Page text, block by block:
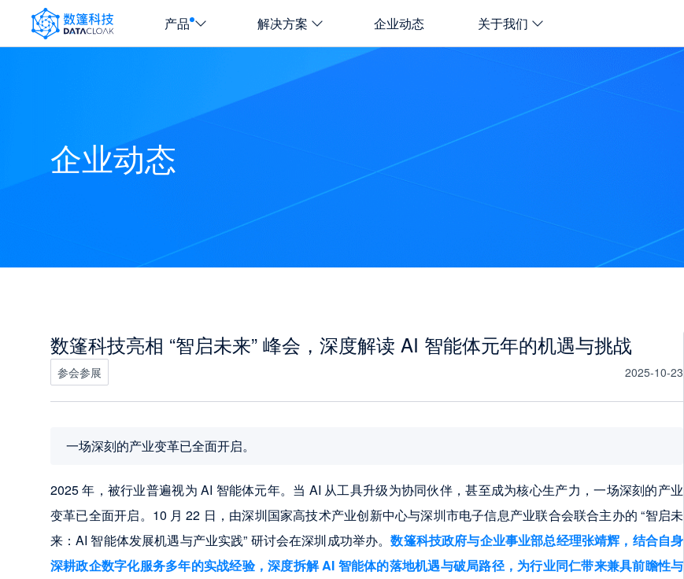
DATACLOAK
LOGO
产品 解决方案 企业动态 关于我们
企业动态
数篷科技亮相 “智启未来” 峰会，深度解读 AI 智能体元年的机遇与挑战
参会参展 2025-10-23
一场深刻的产业变革已全面开启。
2025 年，被行业普遍视为 AI 智能体元年。当 AI 从工具升级为协同伙伴，甚至成为核心生产力，一场深刻的产业
变革已全面开启。10 月 22 日，由深圳国家高技术产业创新中心与深圳市电子信息产业联合会联合主办的 “智启未
来：AI 智能体发展机遇与产业实践” 研讨会在深圳成功举办。数篷科技政府与企业事业部总经理张靖辉，结合自身
深耕政企数字化服务多年的实战经验，深度拆解 AI 智能体的落地机遇与破局路径，为行业同仁带来兼具前瞻性与